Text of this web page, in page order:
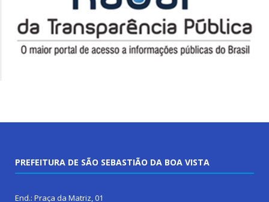
PREFEITURA DE SÃO SEBASTIÃO DA BOA VISTA
End.: Praça da Matriz, 01